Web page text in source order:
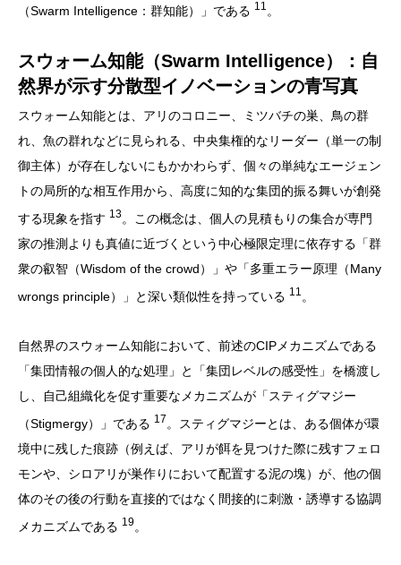
（Swarm Intelligence：群知能）」である 11 。
スウォーム知能（Swarm Intelligence）：自
然界が示す分散型イノベーションの青写真
スウォーム知能とは、アリのコロニー、ミツバチの巣、鳥の群
れ、魚の群れなどに見られる、中央集権的なリーダー（単一の制
御主体）が存在しないにもかかわらず、個々の単純なエージェン
トの局所的な相互作用から、高度に知的な集団的振る舞いが創発
する現象を指す 13。この概念は、個人の見積もりの集合が専門
家の推測よりも真値に近づくという中心極限定理に依存する「群
衆の叡智（Wisdom of the crowd）」や「多重エラー原理（Many
wrongs principle）」と深い類似性を持っている 11 。
自然界のスウォーム知能において、前述のCIPメカニズムである
「集団情報の個人的な処理」と「集団レベルの感受性」を橋渡し
し、自己組織化を促す重要なメカニズムが「スティグマジー
（Stigmergy）」である 17 。スティグマジーとは、ある個体が環
境中に残した痕跡（例えば、アリが餌を見つけた際に残すフェロ
モンや、シロアリが巣作りにおいて配置する泥の塊）が、他の個
体のその後の行動を直接的ではなく間接的に刺激・誘導する協調
メカニズムである 19。